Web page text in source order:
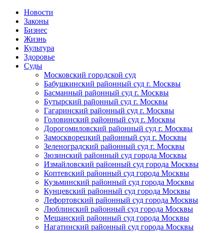
Новости
Законы
Бизнес
Жизнь
Культура
Здоровье
Суды
Московский городской суд
Бабушкинский районный суд г. Москвы
Басманный районный суд г. Москвы
Бутырский районный суд г. Москвы
Гагаринский районный суд г. Москвы
Головинский районный суд г. Москвы
Дорогомиловский районный суд г. Москвы
Замоскворецкий районный суд г. Москвы
Зеленоградский районный суд г. Москвы
Зюзинский районный суд города Москвы
Измайловский районный суд города Москвы
Коптевский районный суд города Москвы
Кузьминский районный суд города Москвы
Кунцевский районный суд города Москвы
Лефортовский районный суд города Москвы
Люблинский районный суд города Москвы
Мещанский районный суд города Москвы
Нагатинский районный суд города Москвы